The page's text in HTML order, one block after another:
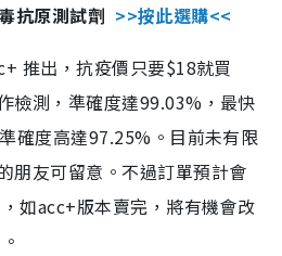
抗原測試劑 >>按此選購<<
推出，抗疫價只要$18就買
檢測，準確度達99.03%，最快
確度高達97.25%。目前未有限
朋友可留意。不過訂單預計會
如acc+版本賣完，將有機會改